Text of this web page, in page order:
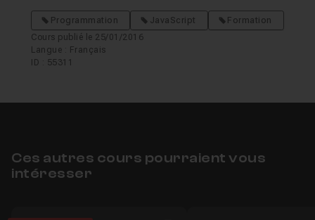
Programmation JavaScript
Formation
Cours publié le 25/01/2016
Langue : Français
ID : 55311
Ces autres cours pourraient vous
intéresser